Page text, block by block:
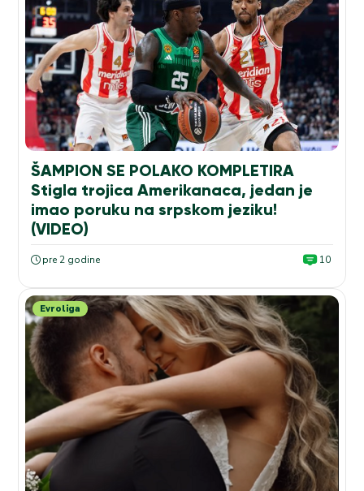
ŠAMPION SE POLAKO KOMPLETIRA
Stigla trojica Amerikanaca, jedan je
imao poruku na srpskom jeziku!
(VIDEO)
pre 2 godine 10
Evroliga